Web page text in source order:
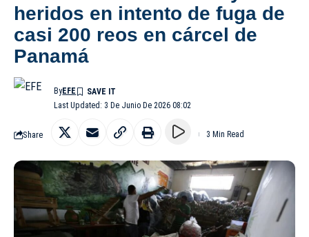
heridos en intento de fuga de
casi 200 reos en cárcel de
Panamá
Last Updated: 3 De Junio De 2026 08:02
ByEFE
Share 3 Min Read